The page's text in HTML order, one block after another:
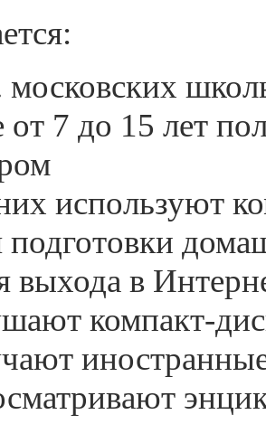
московских
от 7 до 15 лет
используют
подготовки
выхода в
компакт-